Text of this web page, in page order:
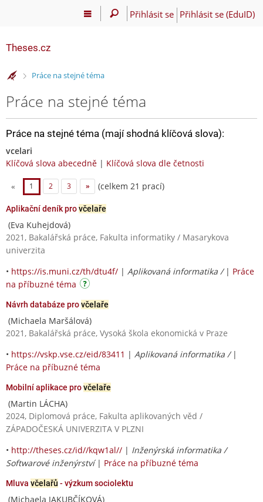
Přihlásit se Přihlásit se (EduID)
Theses.cz
>Práce na stejné téma
Práce na stejné téma
Práce na stejné téma (mají shodná klíčová slova):
vcelari
Klíčová slova abecedně | Klíčová slova dle četnosti
« 1 2 3 » (celkem 21 prací)
Aplikační deník provčelaře
(Eva Kuhejdová)
2021, Bakalářská práce, Fakulta informatiky / Masarykova
univerzita
• https://is.muni.cz/th/dtu4f/ | Aplikovaná informatika / | Práce
na příbuzné téma
Návrh databáze provčelaře
(Michaela Maršálová)
2021, Bakalářská práce, Vysoká škola ekonomická v Praze
• https://vskp.vse.cz/eid/83411 | Aplikovaná informatika / |
Práce na příbuzné téma
Mobilní aplikace provčelaře
(Martin LÁCHA)
2024, Diplomová práce, Fakulta aplikovaných věd /
ZÁPADOČESKÁ UNIVERZITA V PLZNI
• http://theses.cz/id//kqw1al// | Inženýrská informatika /
Softwarové inženýrství| Práce na příbuzné téma
Mluva včelařů - výzkum sociolektu
(Michaela JAKUBČÍKOVÁ)